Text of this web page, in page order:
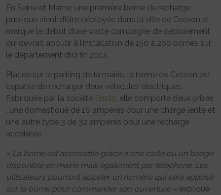
En Seine et Marne, une première borne de recharge
publique vient d’être déployée dans la ville de Cesson et
marque le début d’une vaste campagne de déploiement
qui devrait aboutir à l’installation de 150 à 200 bornes sur
le département d’ici fin 2014.
Placée sur le parking de la mairie, la borne de Cesson est
capable de recharger deux véhicules électriques.
Fabriquée par la société Ensto , elle comporte deux prises
: une domestique de 16 ampères pour une charge lente et
une autre type 3 de 32 ampères pour une recharge
accélérée.
« La borne est accessible grâce à une carte ou un badge
disponible en mairie mais également par téléphone. Les
utilisateurs pourront appeler un numéro qui sera apposé
sur la borne pour commander son ouverture » explique